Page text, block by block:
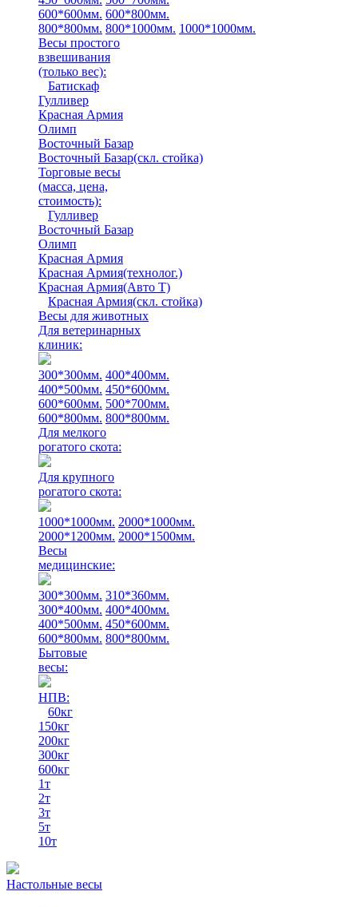
600*600мм. 600*800мм.
800*800мм. 800*1000мм. 1000*1000мм.
Весы простого
взвешивания
(только вес):
Батискаф
Гулливер
Красная Армия
Олимп
Восточный Базар
Восточный Базар(скл. стойка)
Торговые весы
(масса, цена,
стоимость):
Гулливер
Восточный Базар
Олимп
Красная Армия
Красная Армия(технолог.)
Красная Армия(Авто Т)
Красная Армия(скл. стойка)
Весы для животных
Для ветеринарных
клиник:
300*300мм. 400*400мм.
400*500мм. 450*600мм.
600*600мм. 500*700мм.
600*800мм. 800*800мм.
Для мелкого
рогатого скота:
Для крупного
рогатого скота:
1000*1000мм. 2000*1000мм.
2000*1200мм. 2000*1500мм.
Весы
медицинские:
300*300мм. 310*360мм.
300*400мм. 400*400мм.
400*500мм. 450*600мм.
600*800мм. 800*800мм.
Бытовые
весы:
НПВ:
60кг
150кг
200кг
300кг
600кг
1т
2т
3т
5т
10т
Настольные весы